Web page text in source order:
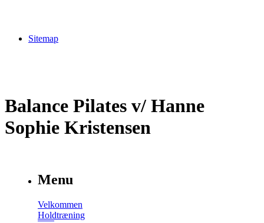
Sitemap
Balance Pilates v/ Hanne
Sophie Kristensen
Menu
Velkommen
Holdtræning